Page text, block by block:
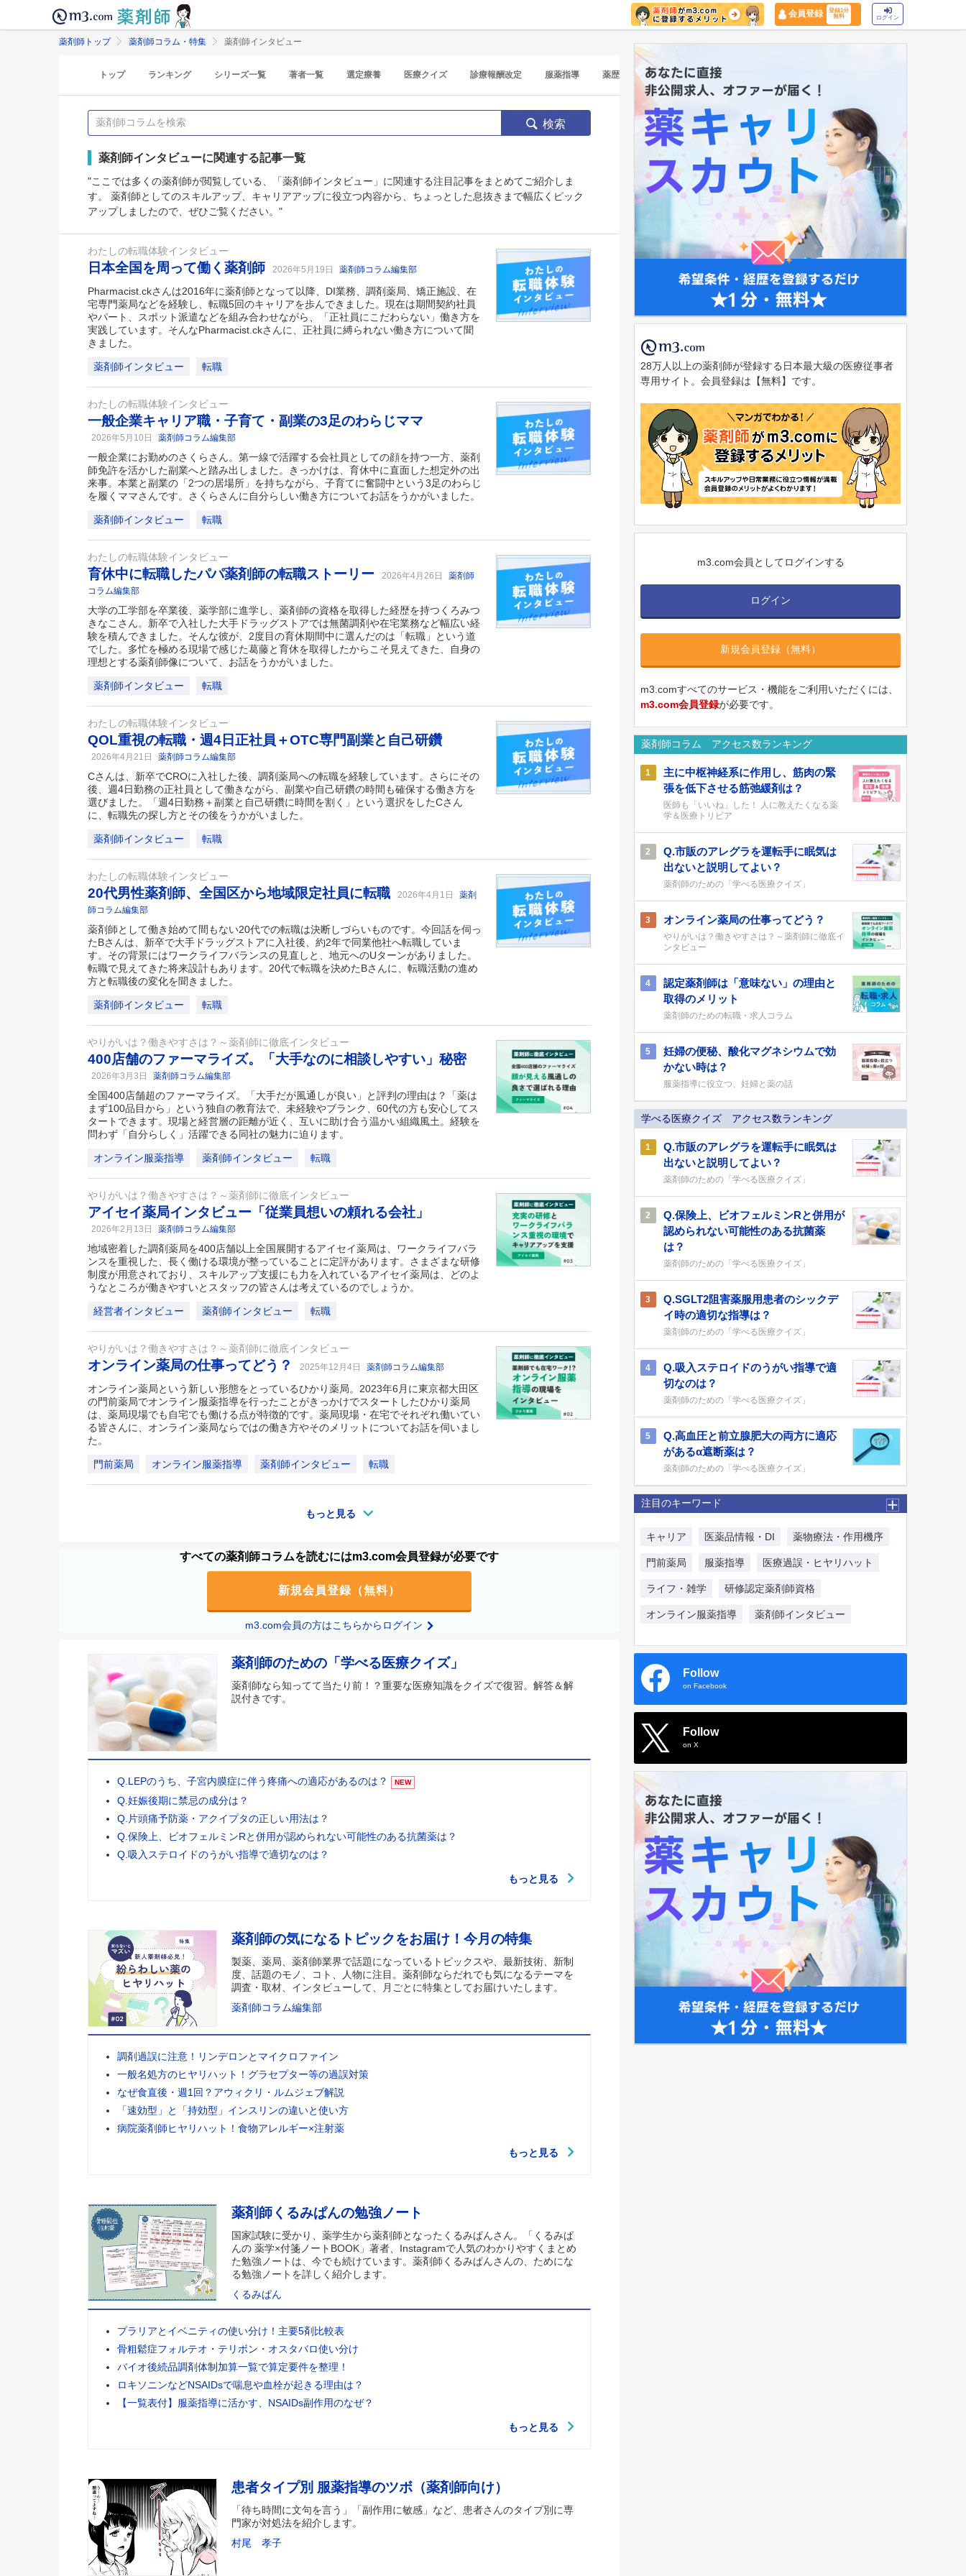
会員登録
登録1分
無料
ログイン
薬剤師トップ 薬剤師コラム・特集 薬剤師インタビュー
トップ ランキング シリーズ一覧 著者一覧 選定療養 医療クイズ 診療報酬改定 服薬指導 薬歴 マイナ保険証
検索
薬剤師インタビューに関連する記事一覧
"ここでは多くの薬剤師が閲覧している、「薬剤師インタビュー」に関連する注目記事をまとめてご紹介しま
す。 薬剤師としてのスキルアップ、キャリアアップに役立つ内容から、ちょっとした息抜きまで幅広くピック
アップしましたので、ぜひご覧ください。"
わたしの転職体験インタビュー
日本全国を周って働く薬剤師 2026年5月19日 薬剤師コラム編集部
Pharmacist.ckさんは2016年に薬剤師となって以降、DI業務、調剤薬局、矯正施設、在
宅専門薬局などを経験し、転職5回のキャリアを歩んできました。現在は期間契約社員
やパート、スポット派遣などを組み合わせながら、「正社員にこだわらない」働き方を
実践しています。そんなPharmacist.ckさんに、正社員に縛られない働き方について聞
きました。
薬剤師インタビュー 転職
わたしの転職体験インタビュー
一般企業キャリア職・子育て・副業の3足のわらじママ
2026年5月10日 薬剤師コラム編集部
一般企業にお勤めのさくらさん。第一線で活躍する会社員としての顔を持つ一方、薬剤
師免許を活かした副業へと踏み出しました。きっかけは、育休中に直面した想定外の出
来事。本業と副業の「2つの居場所」を持ちながら、子育てに奮闘中という3足のわらじ
を履くママさんです。さくらさんに自分らしい働き方についてお話をうかがいました。
薬剤師インタビュー 転職
わたしの転職体験インタビュー
育休中に転職したパパ薬剤師の転職ストーリー 2026年4月26日
薬剤師
コラム編集部
大学の工学部を卒業後、薬学部に進学し、薬剤師の資格を取得した経歴を持つくろみつ
きなこさん。新卒で入社した大手ドラッグストアでは無菌調剤や在宅業務など幅広い経
験を積んできました。そんな彼が、2度目の育休期間中に選んだのは「転職」という道
でした。多忙を極める現場で感じた葛藤と育休を取得したからこそ見えてきた、自身の
理想とする薬剤師像について、お話をうかがいました。
薬剤師インタビュー 転職
わたしの転職体験インタビュー
QOL重視の転職・週4日正社員＋OTC専門副業と自己研鑽
2026年4月21日 薬剤師コラム編集部
Cさんは、新卒でCROに入社した後、調剤薬局への転職を経験しています。さらにその
後、週4日勤務の正社員として働きながら、副業や自己研鑽の時間も確保する働き方を
選びました。「週4日勤務＋副業と自己研鑽に時間を割く」という選択をしたCさん
に、転職先の探し方とその後をうかがいました。
薬剤師インタビュー 転職
わたしの転職体験インタビュー
20代男性薬剤師、全国区から地域限定社員に転職 2026年4月1日
薬剤
師コラム編集部
薬剤師として働き始めて間もない20代での転職は決断しづらいものです。今回話を伺っ
たBさんは、新卒で大手ドラッグストアに入社後、約2年で同業他社へ転職していま
す。その背景にはワークライフバランスの見直しと、地元へのUターンがありました。
転職で見えてきた将来設計もあります。20代で転職を決めたBさんに、転職活動の進め
方と転職後の変化を聞きました。
薬剤師インタビュー 転職
やりがいは？働きやすさは？～薬剤師に徹底インタビュー
400店舗のファーマライズ。「大手なのに相談しやすい」秘密
2026年3月3日 薬剤師コラム編集部
全国400店舗超のファーマライズ。「大手だが風通しが良い」と評判の理由は？「薬は
まず100品目から」という独自の教育法で、未経験やブランク、60代の方も安心してス
タートできます。現場と経営層の距離が近く、互いに助け合う温かい組織風土。経験を
問わず「自分らしく」活躍できる同社の魅力に迫ります。
オンライン服薬指導 薬剤師インタビュー 転職
やりがいは？働きやすさは？～薬剤師に徹底インタビュー
アイセイ薬局インタビュー「従業員想いの頼れる会社」
2026年2月13日 薬剤師コラム編集部
地域密着した調剤薬局を400店舗以上全国展開するアイセイ薬局は、ワークライフバラ
ンスを重視した、長く働ける環境が整っていることに定評があります。さまざまな研修
制度が用意されており、スキルアップ支援にも力を入れているアイセイ薬局は、どのよ
うなところが働きやすいとスタッフの皆さんは考えているのでしょうか。
経営者インタビュー 薬剤師インタビュー 転職
やりがいは？働きやすさは？～薬剤師に徹底インタビュー
オンライン薬局の仕事ってどう？ 2025年12月4日 薬剤師コラム編集部
オンライン薬局という新しい形態をとっているひかり薬局。2023年6月に東京都大田区
の門前薬局でオンライン服薬指導を行ったことがきっかけでスタートしたひかり薬局
は、薬局現場でも自宅でも働ける点が特徴的です。薬局現場・在宅でそれぞれ働いてい
る皆さんに、オンライン薬局ならではの働き方やそのメリットについてお話を伺いまし
た。
門前薬局 オンライン服薬指導 薬剤師インタビュー 転職
もっと見る
すべての薬剤師コラムを読むにはm3.com会員登録が必要です
新規会員登録（無料）
m3.com会員の方はこちらからログイン
薬剤師のための「学べる医療クイズ」
薬剤師なら知ってて当たり前！？重要な医療知識をクイズで復習。解答＆解
説付きです。
Q.LEPのうち、子宮内膜症に伴う疼痛への適応があるのは？ NEW
Q.妊娠後期に禁忌の成分は？
Q.片頭痛予防薬・アクイプタの正しい用法は？
Q.保険上、ビオフェルミンRと併用が認められない可能性のある抗菌薬は？
Q.吸入ステロイドのうがい指導で適切なのは？
もっと見る
薬剤師の気になるトピックをお届け！今月の特集
製薬、薬局、薬剤師業界で話題になっているトピックスや、最新技術、新制
度、話題のモノ、コト、人物に注目。薬剤師ならだれでも気になるテーマを
調査・取材、インタビューして、月ごとに特集としてお届けいたします。
薬剤師コラム編集部
調剤過誤に注意！リンデロンとマイクロファイン
一般名処方のヒヤリハット！グラセプター等の過誤対策
なぜ食直後・週1回？アウィクリ・ルムジェブ解説
「速効型」と「持効型」インスリンの違いと使い方
病院薬剤師ヒヤリハット！食物アレルギー×注射薬
もっと見る
薬剤師くるみぱんの勉強ノート
国家試験に受かり、薬学生から薬剤師となったくるみぱんさん。「くるみぱ
んの 薬学×付箋ノートBOOK」著者、Instagramで人気のわかりやすくまとめ
た勉強ノートは、今でも続けています。薬剤師くるみぱんさんの、ためにな
る勉強ノートを詳しく紹介します。
くるみぱん
プラリアとイベニティの使い分け！主要5剤比較表
骨粗鬆症フォルテオ・テリボン・オスタバロ使い分け
バイオ後続品調剤体制加算一覧で算定要件を整理！
ロキソニンなどNSAIDsで喘息や血栓が起きる理由は？
【一覧表付】服薬指導に活かす、NSAIDs副作用のなぜ？
もっと見る
患者タイプ別 服薬指導のツボ（薬剤師向け）
「待ち時間に文句を言う」「副作用に敏感」など、患者さんのタイプ別に専
門家が対処法を紹介します。
村尾 孝子
28万人以上の薬剤師が登録する日本最大級の医療従事者
専用サイト。会員登録は【無料】です。
m3.com会員としてログインする
ログイン
新規会員登録（無料）
m3.comすべてのサービス・機能をご利用いただくには、
m3.com会員登録が必要です。
薬剤師コラム アクセス数ランキング
1
主に中枢神経系に作用し、筋肉の緊
張を低下させる筋弛緩剤は？
医師も「いいね」した！ 人に教えたくなる薬
学＆医療トリビア
2
Q.市販のアレグラを運転手に眠気は
出ないと説明してよい？
薬剤師のための「学べる医療クイズ」
3 オンライン薬局の仕事ってどう？
やりがいは？働きやすさは？～薬剤師に徹底イ
ンタビュー
4
認定薬剤師は「意味ない」の理由と
取得のメリット
薬剤師のための転職・求人コラム
5
妊婦の便秘、酸化マグネシウムで効
かない時は？
服薬指導に役立つ、妊婦と薬の話
学べる医療クイズ アクセス数ランキング
1
Q.市販のアレグラを運転手に眠気は
出ないと説明してよい？
薬剤師のための「学べる医療クイズ」
2
Q.保険上、ビオフェルミンRと併用が
認められない可能性のある抗菌薬
は？
薬剤師のための「学べる医療クイズ」
3
Q.SGLT2阻害薬服用患者のシックデ
イ時の適切な指導は？
薬剤師のための「学べる医療クイズ」
4
Q.吸入ステロイドのうがい指導で適
切なのは？
薬剤師のための「学べる医療クイズ」
5
Q.高血圧と前立腺肥大の両方に適応
があるα遮断薬は？
薬剤師のための「学べる医療クイズ」
注目のキーワード
キャリア 医薬品情報・DI 薬物療法・作用機序
門前薬局 服薬指導 医療過誤・ヒヤリハット
ライフ・雑学 研修認定薬剤師資格
オンライン服薬指導 薬剤師インタビュー
Follow
on Facebook
Follow
on X